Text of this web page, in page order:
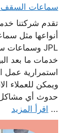
سماعات السقف
تقدم شركتنا
أنواعها مثل
خدمات ما بعد
استمرارية عمل
ويمكن للعملاء
حدوث أي مشاكل
... اقرأ المزيد